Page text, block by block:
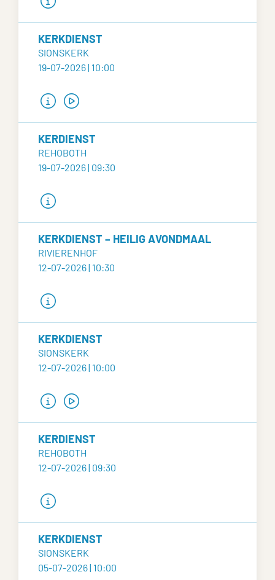
KERKDIENST
SIONSKERK
19-07-2026 | 10:00
KERDIENST
REHOBOTH
19-07-2026 | 09:30
KERKDIENST – HEILIG AVONDMAAL
RIVIERENHOF
12-07-2026 | 10:30
KERKDIENST
SIONSKERK
12-07-2026 | 10:00
KERDIENST
REHOBOTH
12-07-2026 | 09:30
KERKDIENST
SIONSKERK
05-07-2026 | 10:00